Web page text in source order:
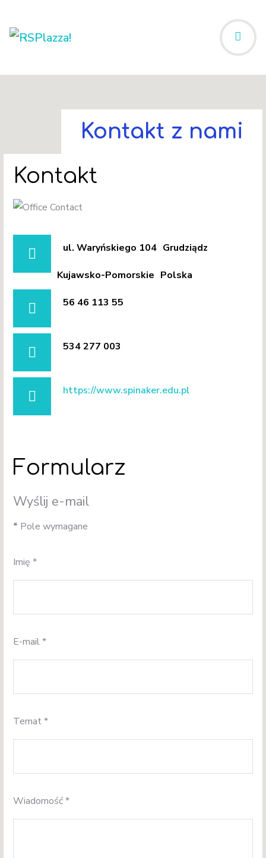
Kontakt z nami
Kontakt
ul. Waryńskiego 104 Grudziądz
Kujawsko-Pomorskie Polska
Telefon:
56 46 113 55
Telefon komórkowy:
534 277 003
https://www.spinaker.edu.pl
Formularz
Wyślij e-mail
* Pole wymagane
Imię *
E-mail*
Temat*
Wiadomość*